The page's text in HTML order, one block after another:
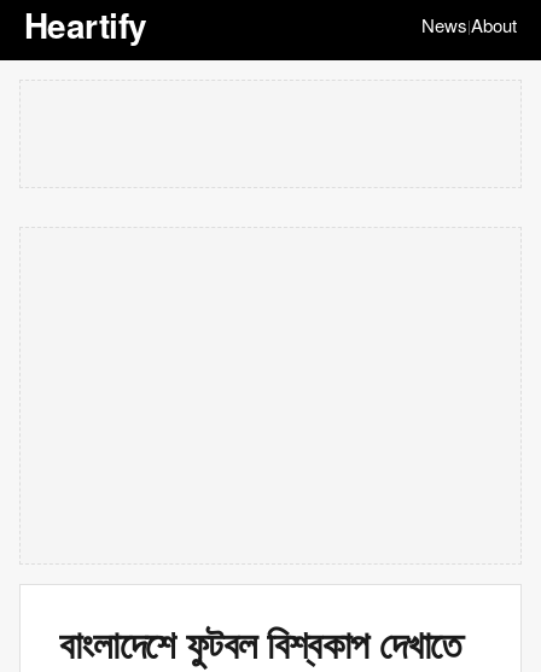
Heartify News|About
বাংলাদেশে ফুটবল বিশ্বকাপ দেখাতে